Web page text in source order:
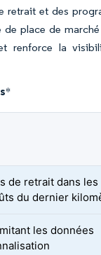
retrait et des
place de
renforce la
*
de retrait dans les
du dernier
les données